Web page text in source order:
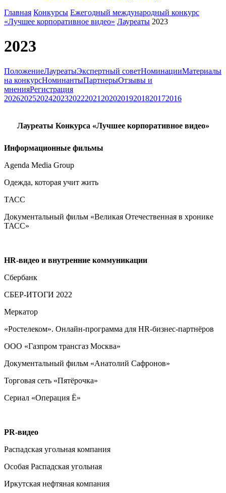
Главная Конкурсы Ежегодный международный конкурс
«Лучшее корпоративное видео» Лауреаты 2023
2023
ПоложениеЛауреатыЭкспертный советНоминацииМатериалы
на конкурсНоминантыПартнерыОтзывы и
мненияРегистрация
202620252024202320222021 20202019201820172016
Лауреаты Конкурса «Лучшее корпоративное видео»
Информационные фильмы
Agenda Media Group
Одежда, которая учит жить
ТАСС
Документальный фильм «Великая Отечественная в хронике
ТАСС»
HR-видео и внутренние коммуникации
Сбербанк
СБЕР-ИТОГИ 2022
Меркатор
«Ростелеком». Онлайн-программа для HR-бизнес-партнёров
ООО «Газпром транcгаз Москва»
Документальный фильм «Анатолий Сафронов»
Торговая сеть «Пятёрочка»
Сериал «Операция Ё»
PR-видео
Распадская угольная компания
Особая Распадская угольная
Иркутская нефтяная компания